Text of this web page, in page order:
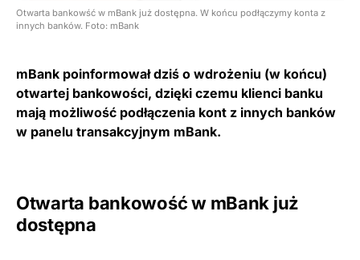
Otwarta bankowść w mBank już dostępna. W końcu podłączymy konta z
innych banków. Foto: mBank
mBank poinformował dziś o wdrożeniu (w końcu)
otwartej bankowości, dzięki czemu klienci banku
mają możliwość podłączenia kont z innych banków
w panelu transakcyjnym mBank.
Otwarta bankowość w mBank już
dostępna